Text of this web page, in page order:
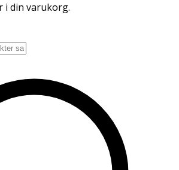
i din varukorg.